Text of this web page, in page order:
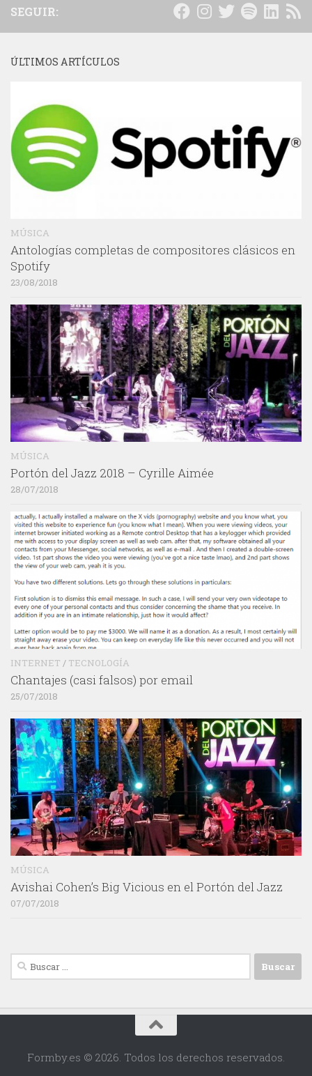
SEGUIR:
ÚLTIMOS ARTÍCULOS
MÚSICA
Antologías completas de compositores clásicos en
Spotify
23/08/2018
MÚSICA
Portón del Jazz 2018 – Cyrille Aimée
28/07/2018
INTERNET / TECNOLOGÍA
Chantajes (casi falsos) por email
25/07/2018
MÚSICA
Avishai Cohen’s Big Vicious en el Portón del Jazz
07/07/2018
Buscar:
Formby.es © 2026. Todos los derechos reservados.